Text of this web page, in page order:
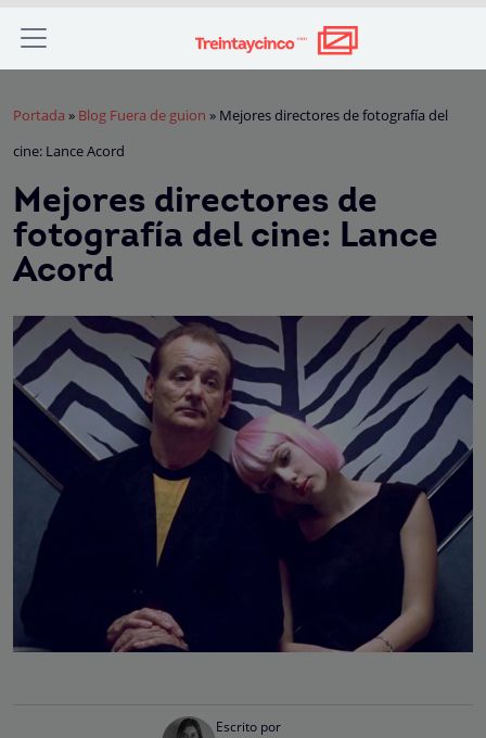
Portada » Blog Fuera de guion » Mejores directores de fotografía del
cine: Lance Acord
Mejores directores de
fotografía del cine: Lance
Acord
Escrito por